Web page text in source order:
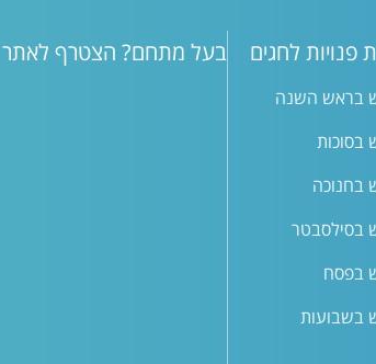
פנויות לחגים
בראש השנה
בסוכות
בחנוכה
בסילסבטר
בפסח
בשבועות
בעל מתחם? הצטרף לאתר